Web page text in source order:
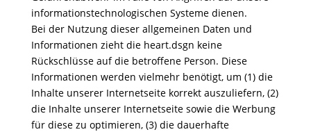
informationstechnologischen Systeme dienen.
Bei der Nutzung dieser allgemeinen Daten und
Informationen zieht die heart.dsgn keine
Rückschlüsse auf die betroffene Person. Diese
Informationen werden vielmehr benötigt, um (1) die
Inhalte unserer Internetseite korrekt auszuliefern, (2)
die Inhalte unserer Internetseite sowie die Werbung
für diese zu optimieren, (3) die dauerhafte